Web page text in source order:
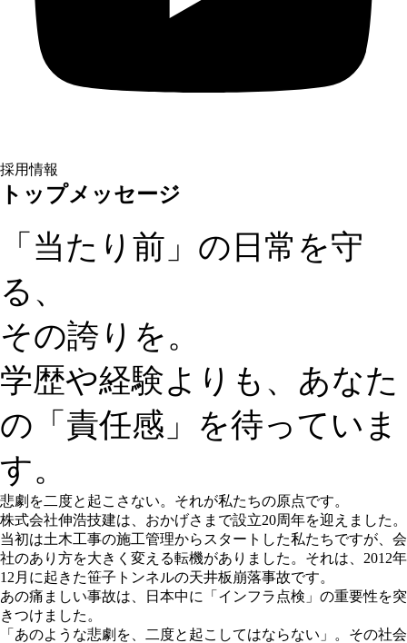
採用情報
トップメッセージ
「当たり前」の日常を守
る、
その誇りを。
学歴や経験よりも、あなた
の「責任感」を待っていま
す。
悲劇を二度と起こさない。それが私たちの原点です。
株式会社伸浩技建は、おかげさまで設立20周年を迎えました。
当初は土木工事の施工管理からスタートした私たちですが、会
社のあり方を大きく変える転機がありました。それは、2012年
12月に起きた笹子トンネルの天井板崩落事故です。
あの痛ましい事故は、日本中に「インフラ点検」の重要性を突
きつけました。
「あのような悲劇を、二度と起こしてはならない」。その社会